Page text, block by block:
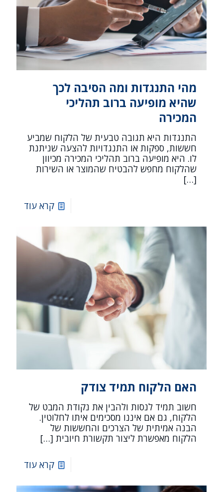
מהי התנגדות ומה הסיבה לכך
שהיא מופיעה ברוב תהליכי
המכירה
התנגדות היא תגובה טבעית של הלקוח שמביע
חששות, ספקות או התנגדויות להצעה שניתנת
לו. היא מופיעה ברוב תהליכי המכירה מכיוון
שהלקוח מחפש להבטיח שהמוצר או השירות
[…]
קרא עוד
האם הלקוח תמיד צודק
חשוב תמיד לנסות ולהבין את נקודת המבט של
הלקוח, גם אם איננו מסכימים איתו לחלוטין.
הבנה אמיתית של הצרכים והחששות של
הלקוח מאפשרת ליצור תקשורת חיובית […]
קרא עוד